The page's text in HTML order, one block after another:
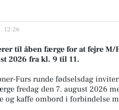
12:26
til åben færge for at fejre M/
2026 fra kl. 9 til 11.
Furs runde fødselsdag
fredag den 7. august 2026
og kaffe ombord i forbindelse